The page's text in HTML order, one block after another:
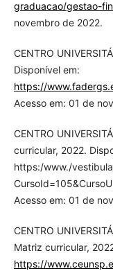
graduacao/gestao-
novembro de 2022.
CENTRO
Disponível em:
https://
Acesso em: 01 de
CENTRO
curricular, 2022.
https:/www./
Acesso em: 01 de
CENTRO
Matriz curricular,
https://